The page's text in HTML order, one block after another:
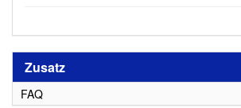
Zusatz
FAQ